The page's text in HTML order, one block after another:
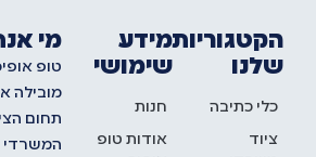
הקטגוריות
שלנו
כלי כתיבה
ציוד
מידע
שימושי
חנות
אודות טופ
מי
טופ
מובילה
תחום
המשרדי